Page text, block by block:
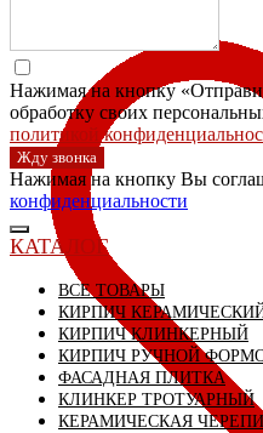
Нажимая на кнопку
обработку своих
политикой
Жду звонка
Нажимая на кнопку Вы
конфиденциальности
КАТАЛОГ
ВСЕ ТОВАРЫ
КИРПИЧ
КИРПИЧ КЛИНКЕРНЫЙ
КИРПИЧ РУЧНОЙ
ФАСАДНАЯ ПЛИТКА
КЛИНКЕР ТРОТУАРНЫЙ
КЕРАМИЧЕСКАЯ